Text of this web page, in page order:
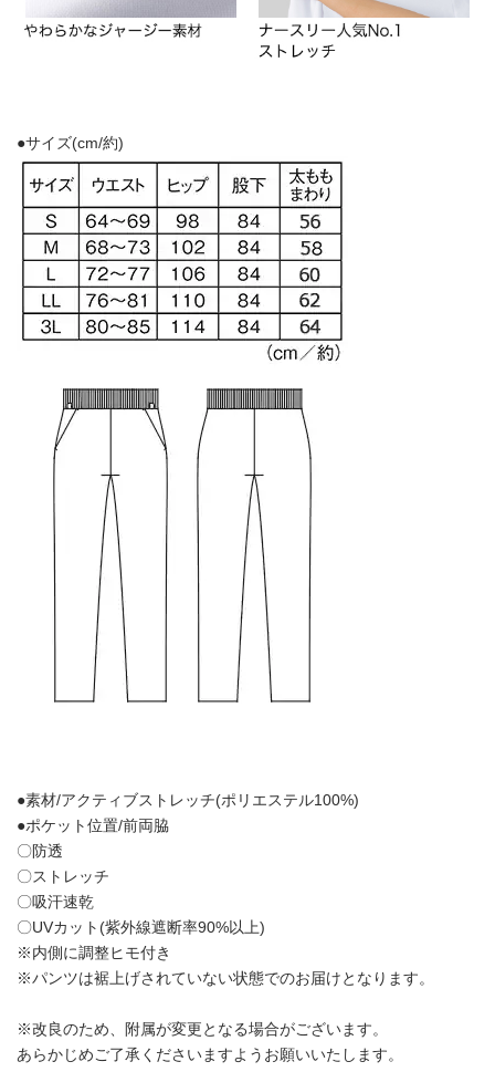
●サイズ(cm/約)
●素材/アクティブストレッチ(ポリエステル100%)
●ポケット位置/前両脇
〇防透
〇ストレッチ
〇吸汗速乾
〇UVカット(紫外線遮断率90%以上)
※内側に調整ヒモ付き
※パンツは裾上げされていない状態でのお届けとなります。
※改良のため、附属が変更となる場合がございます。
あらかじめご了承くださいますようお願いいたします。